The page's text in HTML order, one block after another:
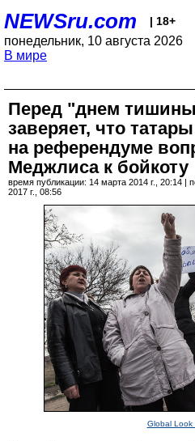
NEWSru.com | 18+
понедельник, 10 августа 2026
В мире
Перед "днем
заверяет, что
на референдуме
Меджлиса к бойкоту
время публикации: 14 марта 2014 г., 20:14 |
2017 г., 08:56
Global Look